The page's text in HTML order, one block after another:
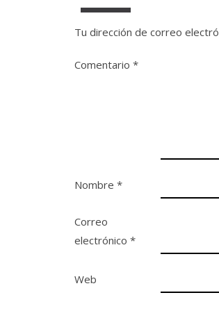
Tu dirección de correo
Comentario *
Nombre *
Correo
electrónico *
Web